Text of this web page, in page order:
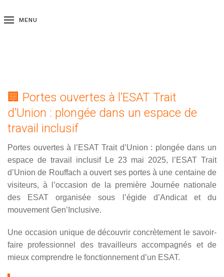
MENU
🏢 Portes ouvertes à l’ESAT Trait
d’Union : plongée dans un espace de
travail inclusif
Portes ouvertes à l’ESAT Trait d’Union : plongée dans un
espace de travail inclusif Le 23 mai 2025, l’ESAT Trait
d’Union de Rouffach a ouvert ses portes à une centaine de
visiteurs, à l’occasion de la première Journée nationale
des ESAT organisée sous l’égide d’Andicat et du
mouvement Gen’Inclusive.
Une occasion unique de découvrir concrètement le savoir-
faire professionnel des travailleurs accompagnés et de
mieux comprendre le fonctionnement d’un ESAT.